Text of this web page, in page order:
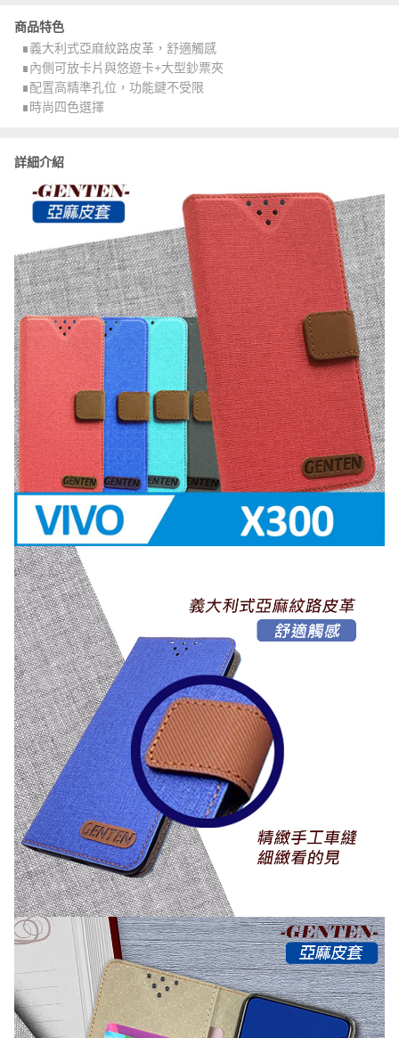
商品特色
∎義大利式亞麻紋路皮革，舒適觸感
∎內側可放卡片與悠遊卡+大型鈔票夾
∎配置高精準孔位，功能鍵不受限
∎時尚四色選擇
詳細介紹